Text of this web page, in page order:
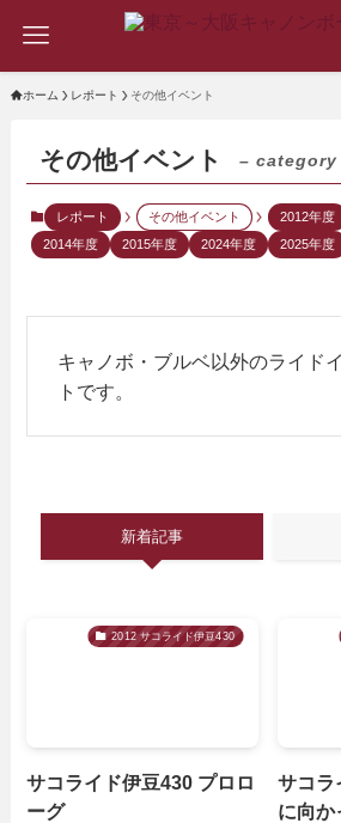
ホーム レポート その他イベント
その他イベント – category
レポート その他イベント 2012年度
2014年度
2015年度 2024年度 2025年度
キャノボ・ブルベ以外のライド
トです。
新着記事
2012 サコライド伊豆430
サコライド伊豆430 プロロ
ーグ
サコ
に向